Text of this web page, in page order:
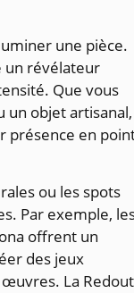
une pièce.
un révélateur
Que vous
un objet artisanal,
présence en
ou les spots
Par exemple,
offrent un
des jeux
La